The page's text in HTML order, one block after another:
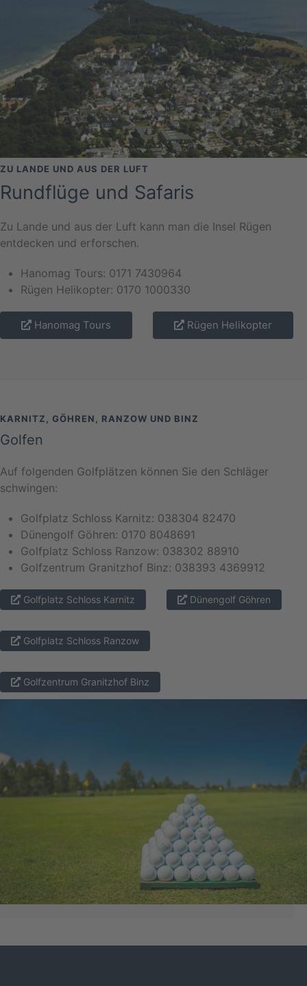
ZU LANDE UND AUS DER LUFT
Rundflüge und Safaris
Zu Lande und aus der Luft kann man die Insel Rügen
entdecken und erforschen.
Hanomag Tours: 0171 7430964
Rügen Helikopter: 0170 1000330
Hanomag Tours Rügen Helikopter
KARNITZ, GÖHREN, RANZOW UND BINZ
Golfen
Auf folgenden Golfplätzen können Sie den Schläger
schwingen:
Golfplatz Schloss Karnitz: 038304 82470
Dünengolf Göhren: 0170 8048691
Golfplatz Schloss Ranzow: 038302 88910
Golfzentrum Granitzhof Binz: 038393 4369912
Golfplatz Schloss Karnitz Dünengolf Göhren
Golfplatz Schloss Ranzow
Golfzentrum Granitzhof Binz